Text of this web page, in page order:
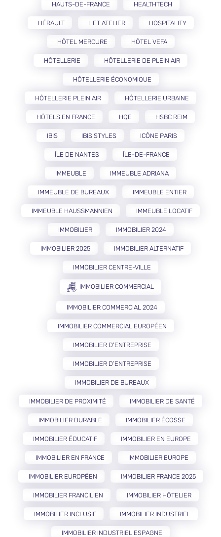
HAUTS-DE-FRANCE HEALTHTECH
HÉRAULT HET ATELIER HOSPITALITY
HÔTEL MERCURE HÔTEL VEFA
HÔTELLERIE HÔTELLERIE DE PLEIN AIR
HÔTELLERIE ÉCONOMIQUE
HÔTELLERIE PLEIN AIR HÔTELLERIE URBAINE
HÔTELS EN FRANCE HQE HSBC REIM
IBIS IBIS STYLES ICÔNE PARIS
ÎLE DE NANTES ÎLE-DE-FRANCE
IMMEUBLE IMMEUBLE ADRIANA
IMMEUBLE DE BUREAUX IMMEUBLE ENTIER
IMMEUBLE HAUSSMANNIEN IMMEUBLE LOCATIF
IMMOBILIER IMMOBILIER 2024
IMMOBILIER 2025 IMMOBILIER ALTERNATIF
IMMOBILIER CENTRE-VILLE
IMMOBILIER COMMERCIAL
IMMOBILIER COMMERCIAL 2024
IMMOBILIER COMMERCIAL EUROPÉEN
IMMOBILIER D'ENTREPRISE
IMMOBILIER D’ENTREPRISE
IMMOBILIER DE BUREAUX
IMMOBILIER DE PROXIMITÉ IMMOBILIER DE SANTÉ
IMMOBILIER DURABLE IMMOBILIER ÉCOSSE
IMMOBILIER ÉDUCATIF IMMOBILIER EN EUROPE
IMMOBILIER EN FRANCE IMMOBILIER EUROPE
IMMOBILIER EUROPÉEN IMMOBILIER FRANCE 2025
IMMOBILIER FRANCILIEN IMMOBILIER HÔTELIER
IMMOBILIER INCLUSIF IMMOBILIER INDUSTRIEL
IMMOBILIER INDUSTRIEL ESPAGNE